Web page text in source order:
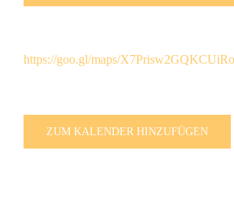
https://goo.gl/maps/
ZUM KALENDER HINZUFÜGEN